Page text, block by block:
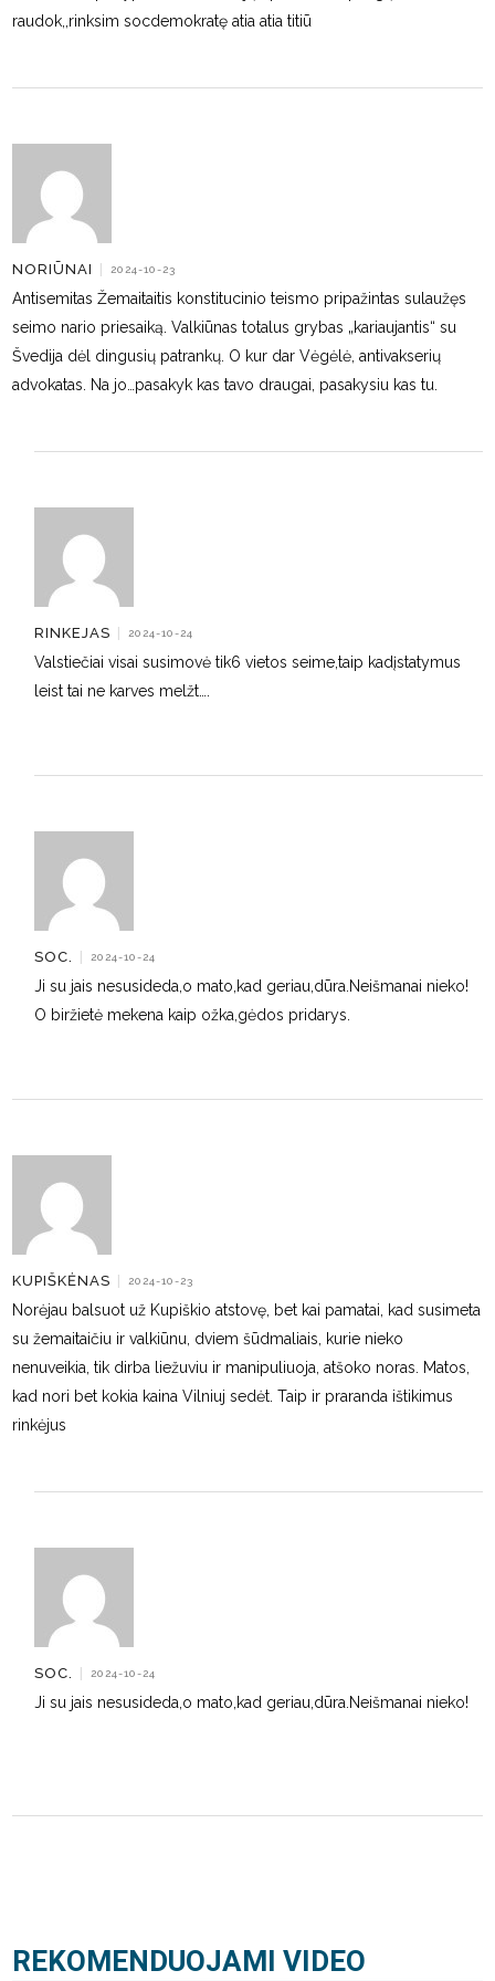
raudok,,rinksim socdemokratę atia atia titiū
NORIŪNAI | 2024-10-23
Antisemitas Žemaitaitis konstitucinio teismo pripažintas sulaužęs
seimo nario priesaiką. Valkiūnas totalus grybas „kariaujantis“ su
Švedija dėl dingusių patrankų. O kur dar Vėgėlė, antivakserių
advokatas. Na jo…pasakyk kas tavo draugai, pasakysiu kas tu.
RINKEJAS | 2024-10-24
Valstiečiai visai susimovė tik6 vietos seime,taip kadįstatymus
leist tai ne karves melžt….
SOC. | 2024-10-24
Ji su jais nesusideda,o mato,kad geriau,dūra.Neišmanai nieko!
O biržietė mekena kaip ožka,gėdos pridarys.
KUPIŠKĖNAS | 2024-10-23
Norėjau balsuot už Kupiškio atstovę, bet kai pamatai, kad susimeta
su žemaitaičiu ir valkiūnu, dviem šūdmaliais, kurie nieko
nenuveikia, tik dirba liežuviu ir manipuliuoja, atšoko noras. Matos,
kad nori bet kokia kaina Vilniuj sedėt. Taip ir praranda ištikimus
rinkėjus
SOC. | 2024-10-24
Ji su jais nesusideda,o mato,kad geriau,dūra.Neišmanai nieko!
REKOMENDUOJAMI VIDEO